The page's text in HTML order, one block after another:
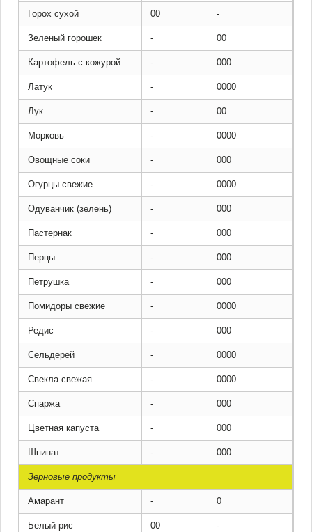
Горох сухой 00 -
Зеленый горошек - 00
Картофель с кожурой - 000
Латук - 0000
Лук - 00
Морковь - 0000
Овощные соки - 000
Огурцы свежие - 0000
Одуванчик (зелень) - 000
Пастернак - 000
Перцы - 000
Петрушка - 000
Помидоры свежие - 0000
Редис - 000
Сельдерей - 0000
Свекла свежая - 0000
Спаржа - 000
Цветная капуста - 000
Шпинат - 000
Зерновые продукты
Амарант - 0
Белый рис 00 -